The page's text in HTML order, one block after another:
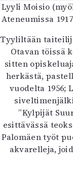
Lyyli Moisio
Ateneumissa
Tyyliltään
Otavan töissä
sitten
herkästä,
vuodelta 1956;
”Kylpijät
esittävässä
Palomäen työt
akvarelleja,